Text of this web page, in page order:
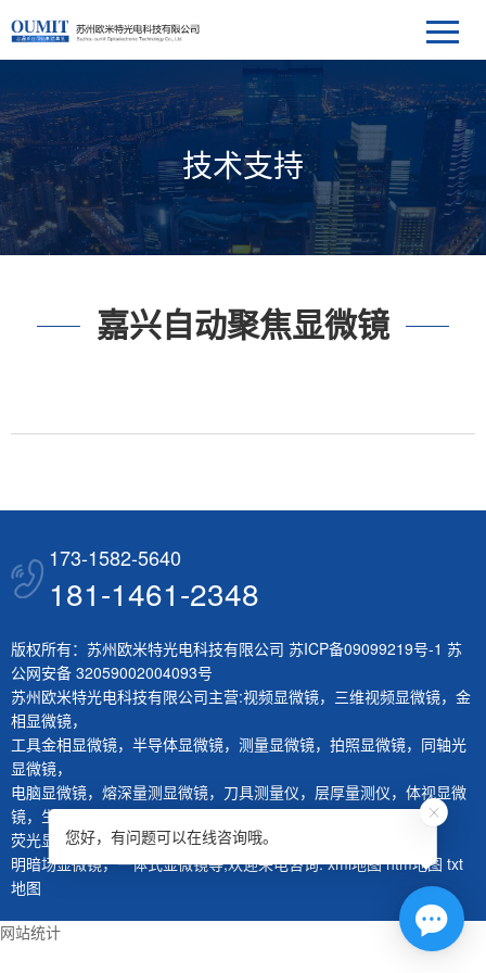
技术支持
嘉兴自动聚焦显微镜
173-1582-5640
181-1461-2348
版权所有：苏州欧米特光电科技有限公司 苏ICP备09099219号-1 苏
公网安备 32059002004093号
苏州欧米特光电科技有限公司主营:视频显微镜， 三维视频显微镜， 金
相显微镜，
工具金相显微镜， 半导体显微镜， 测量显微镜， 拍照显微镜， 同轴光
显微镜，
电脑显微镜， 熔深量测显微镜， 刀具测量仪， 层厚量测仪， 体视显微
镜， 生物显微镜，
荧光显微镜， 红外显微镜，微分干涉显微镜
明暗场显微镜，一体式显微镜等,欢迎来电咨询.xml地图 htm地图 txt
地图
网站统计
您好，有问题可以在线咨询哦。